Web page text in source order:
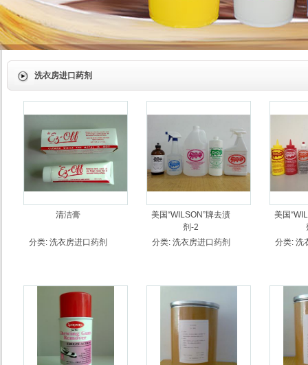
洗衣房进口药剂
清洁膏
分类: 洗衣房进口药剂
美国“WILSON”牌去渍
剂-2
分类: 洗衣房进口药剂
美国
分类: 洗